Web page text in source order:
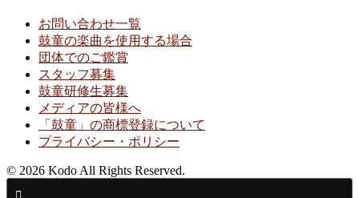
お問い合わせ一覧
鼓童の楽曲を使用する場合
団体でのご鑑賞
スタッフ募集
鼓童研修生募集
メディアの皆様へ
「鼓童」の商標登録について
プライバシー・ポリシー
© 2026 Kodo All Rights Reserved.